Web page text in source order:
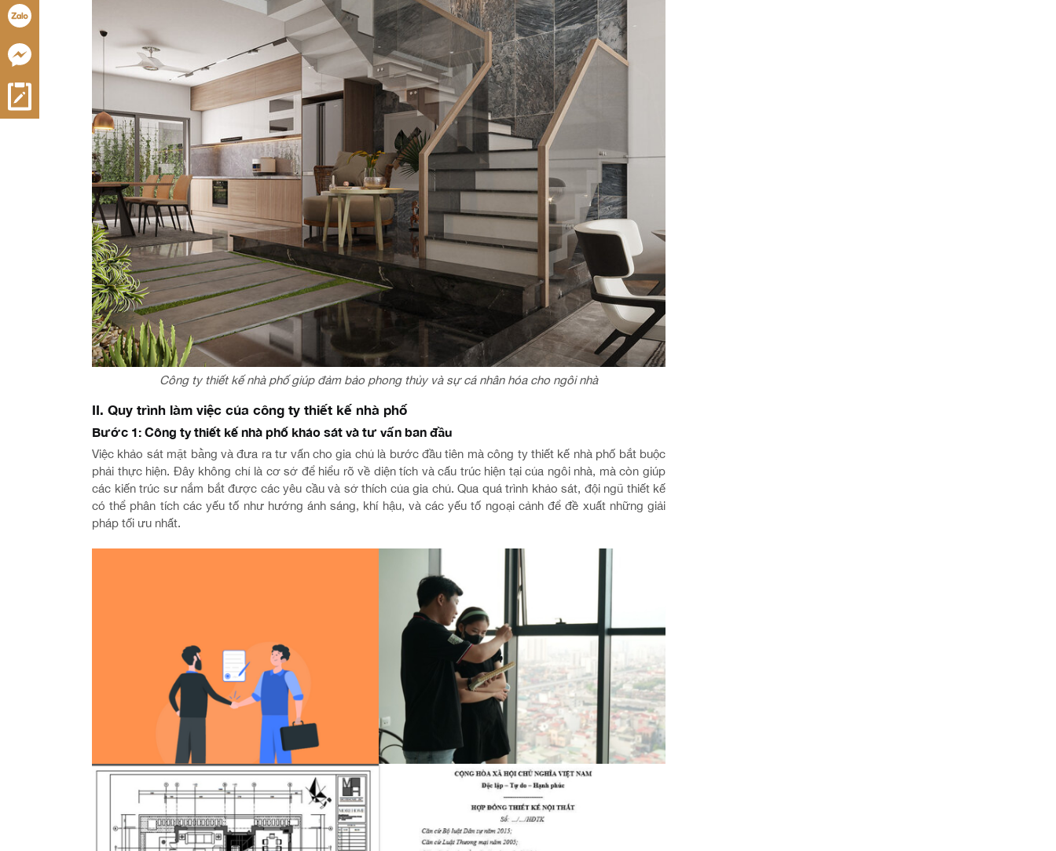
Công ty thiết kế nhà phố giúp đảm bảo phong thủy và sự cá nhân hóa cho ngôi nhà
II. Quy trình làm việc của công ty thiết kế nhà phố
Bước 1: Công ty thiết kế nhà phố khảo sát và tư vấn ban đầu
Việc khảo sát mặt bằng và đưa ra tư vấn cho gia chủ là bước đầu tiên mà công ty thiết kế nhà phố bắt buộc
phải thực hiện. Đây không chỉ là cơ sở để hiểu rõ về diện tích và cấu trúc hiện tại của ngôi nhà, mà còn giúp
các kiến trúc sư nắm bắt được các yêu cầu và sở thích của gia chủ. Qua quá trình khảo sát, đội ngũ thiết kế
có thể phân tích các yếu tố như hướng ánh sáng, khí hậu, và các yếu tố ngoại cảnh để đề xuất những giải
pháp tối ưu nhất.